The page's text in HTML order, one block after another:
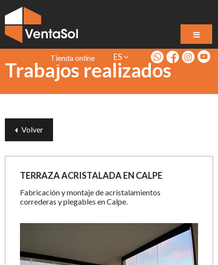
ES
Tienda online
Trabajos realizados
Volver
TERRAZA ACRISTALADA EN CALPE
Fabricación y montaje de acristalamientos
correderas y plegables en Calpe.